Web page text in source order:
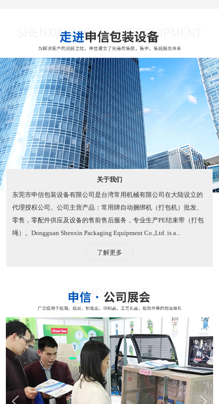
关于我们
东莞市申信包装设备有限公司是台湾常用机械有限公司在大陆设立的
代理授权公司。公司主营产品：常用牌自动捆绑机（打包机）批发、
零售，零配件供应及设备的售前售后服务，专业生产PE结束带（打包
绳）。​ Dongguan Shenxin Packaging Equipment Co.,Ltd. is a...
了解更多